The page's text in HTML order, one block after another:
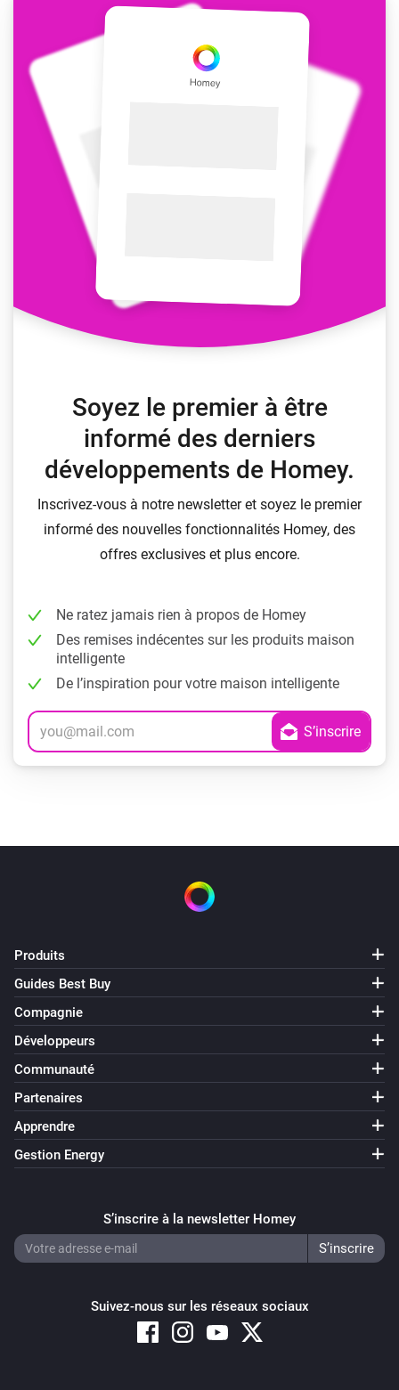
Soyez le premier à être
informé des derniers
développements de Homey.
Inscrivez-vous à notre newsletter et soyez le premier
informé des nouvelles fonctionnalités Homey, des
offres exclusives et plus encore.
Ne ratez jamais rien à propos de Homey
Des remises indécentes sur les produits maison
intelligente
De l’inspiration pour votre maison intelligente
Produits
Guides Best Buy
Compagnie
Développeurs
Communauté
Partenaires
Apprendre
Gestion Energy
S’inscrire à la newsletter Homey
Suivez-nous sur les réseaux sociaux